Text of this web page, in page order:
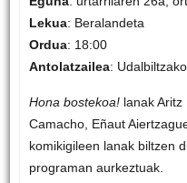
Lekua: Beralandeta
Ordua: 18:00
Antolatzailea: Udalbiltzako
Hona bostekoa!lanak Aritz
Camacho, Eñaut
komikigileen lanak biltzen
programan aurkeztuak.